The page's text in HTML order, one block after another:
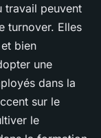
travail peuvent
turnover. Elles
bien
une
dans la
sur le
le